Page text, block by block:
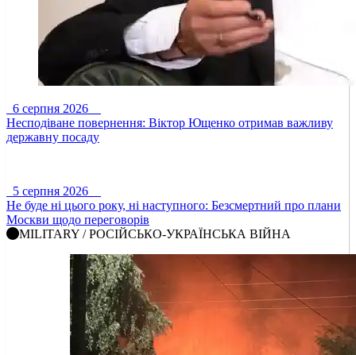
6 серпня 2026
Несподіване повернення: Віктор Ющенко отримав важливу
державну посаду
5 серпня 2026
Не буде ні цього року, ні наступного: Безсмертний про плани
Москви щодо переговорів
MILITARY / РОСІЙСЬКО-УКРАЇНСЬКА ВІЙНА